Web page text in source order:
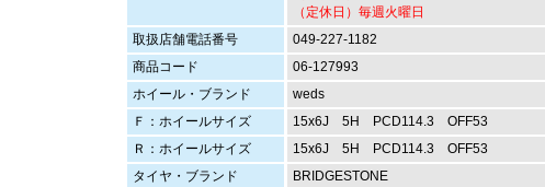
（定休日）毎週火曜日
取扱店舗電話番号
049-227-1182
商品コード
06-127993
ホイール・ブランド
weds
Ｆ：ホイールサイズ
15x6J 5H PCD114.3 OFF53
Ｒ：ホイールサイズ
15x6J 5H PCD114.3 OFF53
タイヤ・ブランド
BRIDGESTONE